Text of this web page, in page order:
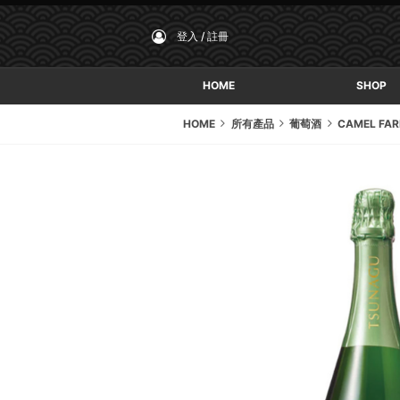
登入 / 註冊
HOME SHOP
HOME 所有產品 葡萄酒 CAMEL